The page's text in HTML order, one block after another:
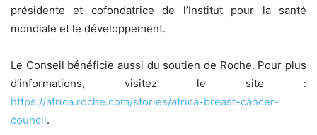
présidente et cofondatrice de l’Institut pour la santé
mondiale et le développement.
Le Conseil bénéficie aussi du soutien de Roche. Pour plus
d’informations, visitez le site :
https://africa.roche.com/stories/africa-breast-cancer-
council.